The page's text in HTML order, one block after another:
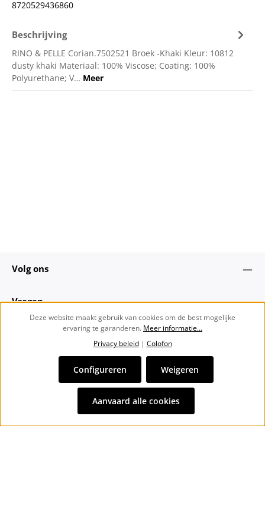
8720529436860
Beschrijving
RINO & PELLE Corian.7502521 Broek -Khaki Kleur: 10812
dusty khaki Materiaal: 100% Viscose; Coating: 100%
Polyurethane; V… Meer
Volg ons
Vragen
Alle prijzen incl. btw plusverzendkosten
bezorgkosten, indien niet anders vermeld.
Deze website maakt gebruik van cookies om de best mogelijke
ervaring te garanderen. Meer informatie...
Privacy beleid| Colofon
Weigeren
Configureren
Aanvaard alle cookies